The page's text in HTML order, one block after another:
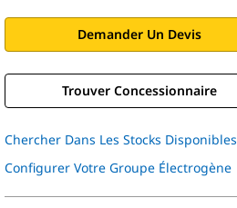
Demander Un Devis
Trouver Concessionnaire
Chercher Dans Les Stocks Disponibles
Configurer Votre Groupe Électrogène